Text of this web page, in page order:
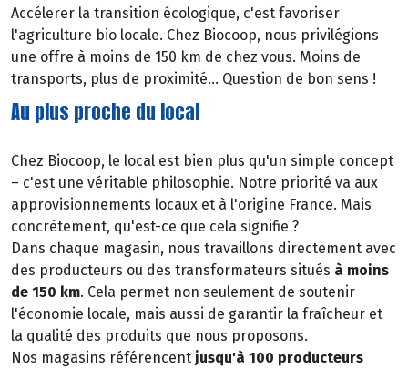
Accélerer la transition écologique, c'est favoriser
l'agriculture bio locale. Chez Biocoop, nous privilégions
une offre à moins de 150 km de chez vous. Moins de
transports, plus de proximité... Question de bon sens !
Au plus proche du local
Chez Biocoop, le local est bien plus qu'un simple concept
– c'est une véritable philosophie. Notre priorité va aux
approvisionnements locaux et à l'origine France. Mais
concrètement, qu'est-ce que cela signifie ?
Dans chaque magasin, nous travaillons directement avec
des producteurs ou des transformateurs situés à moins
de 150 km. Cela permet non seulement de soutenir
l'économie locale, mais aussi de garantir la fraîcheur et
la qualité des produits que nous proposons.
Nos magasins référencent jusqu'à 100 producteurs